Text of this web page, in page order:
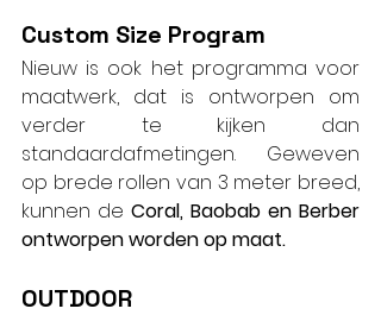
Custom Size Program
Nieuw is ook het programma voor
maatwerk, dat is ontworpen om
verder te kijken dan
standaardafmetingen. Geweven
op brede rollen van 3 meter breed,
kunnen de Coral, Baobab en Berber
ontworpen worden op maat.
OUTDOOR